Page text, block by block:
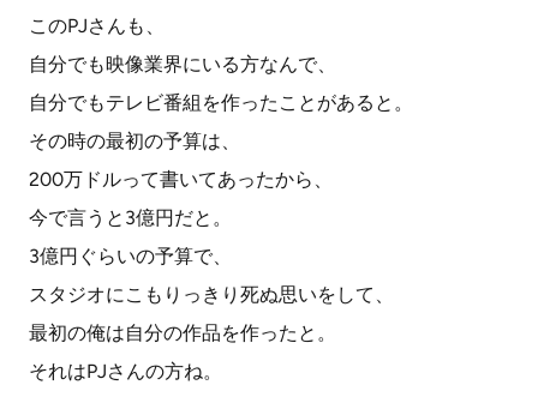
このPJさんも、
自分でも映像業界にいる方なんで、
自分でもテレビ番組を作ったことがあると。
その時の最初の予算は、
200万ドルって書いてあったから、
今で言うと3億円だと。
3億円ぐらいの予算で、
スタジオにこもりっきり死ぬ思いをして、
最初の俺は自分の作品を作ったと。
それはPJさんの方ね。